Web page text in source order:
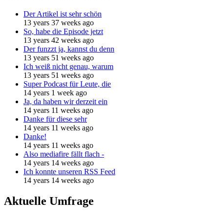
Der Artikel ist sehr schön
13 years 37 weeks ago
So, habe die Episode jetzt
13 years 42 weeks ago
Der funzzt ja, kannst du denn
13 years 51 weeks ago
Ich weiß nicht genau, warum
13 years 51 weeks ago
Super Podcast für Leute, die
14 years 1 week ago
Ja, da haben wir derzeit ein
14 years 11 weeks ago
Danke für diese sehr
14 years 11 weeks ago
Danke!
14 years 11 weeks ago
Also mediafire fällt flach -
14 years 14 weeks ago
Ich konnte unseren RSS Feed
14 years 14 weeks ago
Aktuelle Umfrage